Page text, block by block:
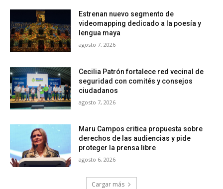
Estrenan nuevo segmento de
videomapping dedicado a la poesía y
lengua maya
agosto 7, 2026
Cecilia Patrón fortalece red vecinal de
seguridad con comités y consejos
ciudadanos
agosto 7, 2026
Maru Campos critica propuesta sobre
derechos de las audiencias y pide
proteger la prensa libre
agosto 6, 2026
Cargar más